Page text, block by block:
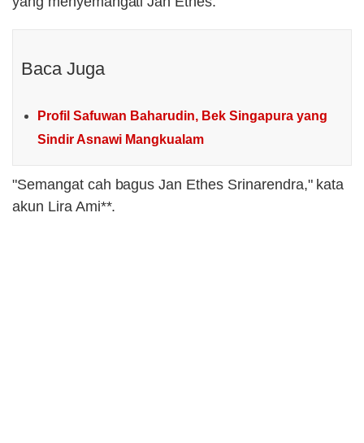
Baca Juga
Profil Safuwan Baharudin, Bek Singapura yang
Sindir Asnawi Mangkualam
"Semangat cah bagus Jan Ethes Srinarendra," kata
akun Lira Ami**.